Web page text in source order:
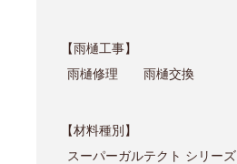
【雨樋工事】
雨樋修理
雨樋交換
【材料種別】
スーパーガルテクト シリーズ